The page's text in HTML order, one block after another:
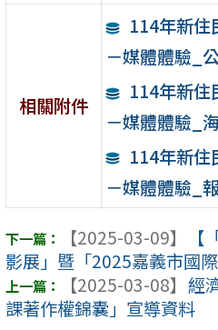
相關附件
114年新住
－媒體體驗_
114年新住
－媒體體驗_
114年新住
－媒體體驗_
【2025-03-09】
影展」暨「2025嘉義市國
【2025-03-08】 經
課著作權錦囊」宣導資料